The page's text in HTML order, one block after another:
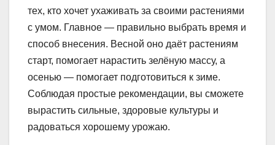
тех, кто хочет ухаживать за своими растениями
с умом. Главное — правильно выбрать время и
способ внесения. Весной оно даёт растениям
старт, помогает нарастить зелёную массу, а
осенью — помогает подготовиться к зиме.
Соблюдая простые рекомендации, вы сможете
вырастить сильные, здоровые культуры и
радоваться хорошему урожаю.